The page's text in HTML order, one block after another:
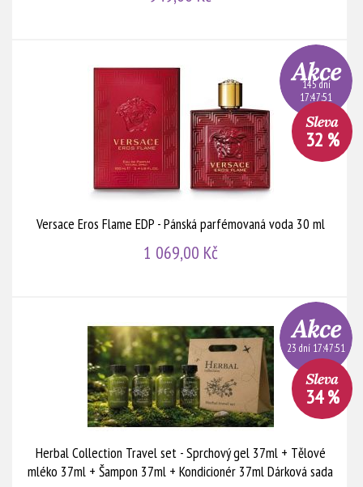
Versace Eros Flame EDP - Pánská parfémovaná voda 30 ml
1 069,00 Kč
145 dní
17:47:51
32 %
Herbal Collection Travel set - Sprchový gel 37ml + Tělové
mléko 37ml + Šampon 37ml + Kondicionér 37ml Dárková sada
23 dní 17:47:51
34 %